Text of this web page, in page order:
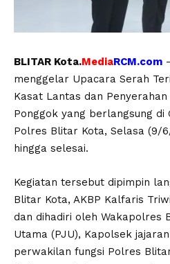
BLITAR Kota.MediaRCM.com
menggelar Upacara Serah
Kasat Lantas dan
Ponggok yang berlangsung di
Polres Blitar Kota, Selasa (9/
hingga selesai.
Kegiatan tersebut dipimpin
Blitar Kota, AKBP Kalfaris
dan dihadiri oleh Wakapolres
Utama (PJU), Kapolsek
perwakilan fungsi Polres